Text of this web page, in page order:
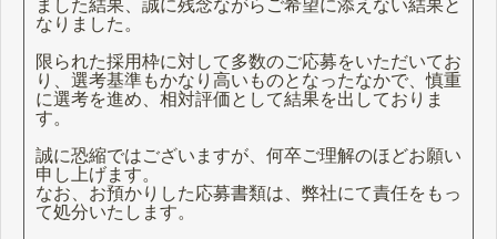
ました結果、誠に残念ながらご希望に添えない結果と
なりました。
限られた採用枠に対して多数のご応募をいただいてお
り、選考基準もかなり高いものとなったなかで、慎重
に選考を進め、相対評価として結果を出しておりま
す。
誠に恐縮ではございますが、何卒ご理解のほどお願い
申し上げます。
なお、お預かりした応募書類は、弊社にて責任をもっ
て処分いたします。